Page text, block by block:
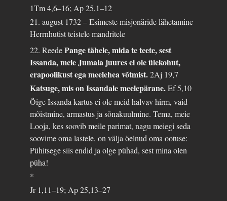
1Tm 4,6–16; Ap 25,1–12
21. august 1732 – Esimeste misjonäride lähetamine
Herrnhutist teistele mandritele
22. ReedePange tähele, mida te teete, sest
Issanda, meie Jumala juures ei ole ülekohut,
erapoolikust ega meelehea võtmist.2Aj 19,7
Katsuge, mis on Issandale meelepärane.Ef 5,10
Õige Issanda kartus ei ole meid halvav hirm, vaid
mõistmine, armastus ja sõnakuulmine. Tema, meie
Looja, kes soovib meile parimat, nagu meiegi seda
soovime oma lastele, on välja öelnud oma ootuse:
Pühitsege siis endid ja olge pühad, sest mina olen
püha!
*
Jr 1,11–19; Ap 25,13–27